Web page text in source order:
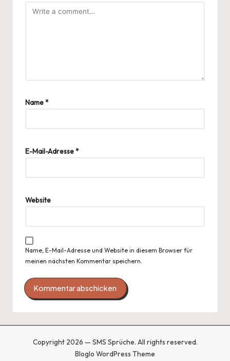
Name*
E-Mail-Adresse*
Website
Name, E-Mail-Adresse und Website in diesem Browser für
meinen nächsten Kommentar speichern.
Copyright 2026 — SMS Sprüche. All rights reserved.
Bloglo WordPress Theme